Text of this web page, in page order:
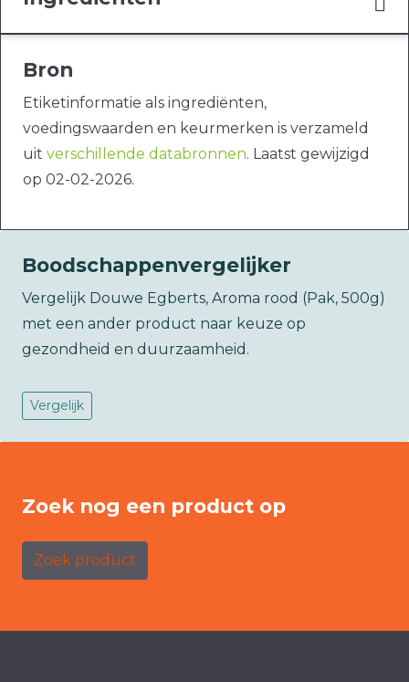
Bron
Etiketinformatie als ingrediënten,
voedingswaarden en keurmerken is verzameld
uit verschillende databronnen. Laatst gewijzigd
op 02-02-2026.
Boodschappenvergelijker
Vergelijk Douwe Egberts, Aroma rood (Pak, 500g)
met een ander product naar keuze op
gezondheid en duurzaamheid.
Vergelijk
Zoek nog een product op
Zoek product